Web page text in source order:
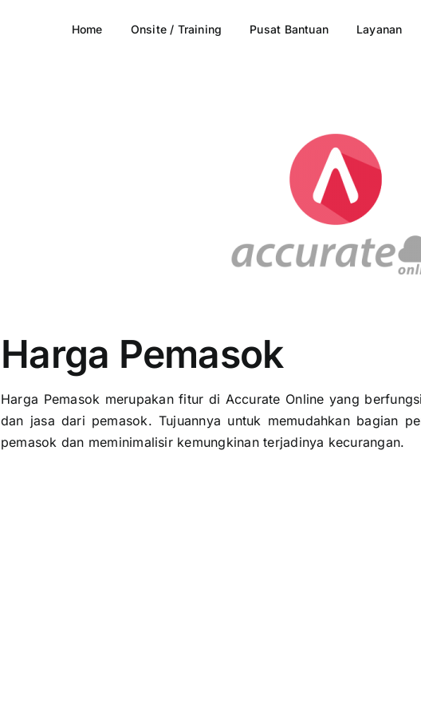
Home Onsite / Training Pusat Bantuan Layanan
Harga Pemasok
Harga Pemasok merupakan fitur di Accurate Online yang
dan jasa dari pemasok. Tujuannya untuk memudahkan bagian
pemasok dan meminimalisir kemungkinan terjadinya kecurangan.